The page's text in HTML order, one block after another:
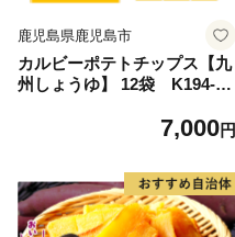
鹿児島県鹿児島市
カルビーポテトチップス【九
州しょうゆ】 12袋 K194-00
7,000円